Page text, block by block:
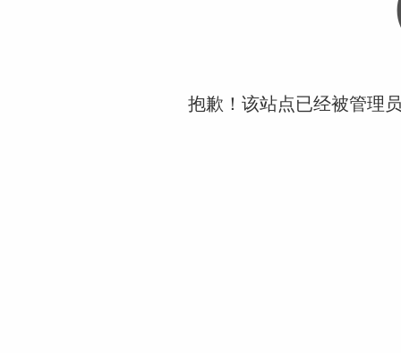
抱歉！该站点已经被管理